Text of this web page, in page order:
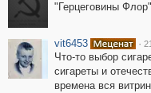
"Герцеговины
vit6453 ·
Что-то выбор
сигареты и
времена вся